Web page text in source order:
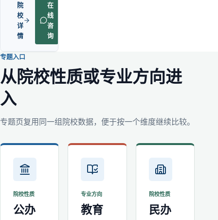
院
校
详
情
在
线
咨
询
专题入口
从院校性质或专业方向进
入
专题页复用同一组院校数据，便于按一个维度继续比较。
院校性质
公办
专业方向
教育
院校性质
民办